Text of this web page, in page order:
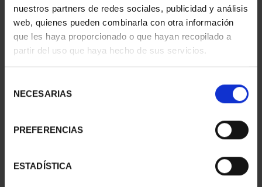
nuestros partners de redes sociales, publicidad y análisis
web, quienes pueden combinarla con otra información
que les haya proporcionado o que hayan recopilado a
partir del uso que haya hecho de sus servicios.
NECESARIAS
PREFERENCIAS
ESTADÍSTICA
SUSCRIPCIÓN
CAPITALES DE
949,00 €
registrados
SUSCRIPCIÓN
CAPITALES DE
949,00 €
registrados